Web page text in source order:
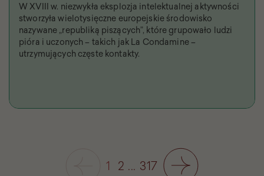
W XVIII w. niezwykła eksplozja intelektualnej aktywności
stworzyła wielotysięczne europejskie środowisko
nazywane „republiką piszących”, które grupowało ludzi
pióra i uczonych – takich jak La Condamine –
utrzymujących częste kontakty.
1 2 ... 317